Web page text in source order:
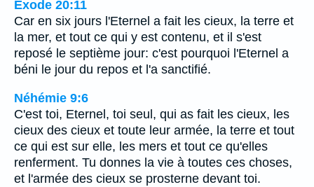
Exode 20:11
Car en six jours l'Eternel a fait les cieux, la terre et
la mer, et tout ce qui y est contenu, et il s'est
reposé le septième jour: c'est pourquoi l'Eternel a
béni le jour du repos et l'a sanctifié.
Néhémie 9:6
C'est toi, Eternel, toi seul, qui as fait les cieux, les
cieux des cieux et toute leur armée, la terre et tout
ce qui est sur elle, les mers et tout ce qu'elles
renferment. Tu donnes la vie à toutes ces choses,
et l'armée des cieux se prosterne devant toi.